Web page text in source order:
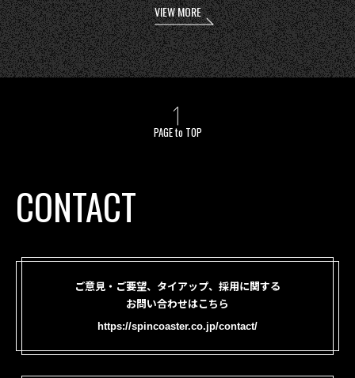
VIEW MORE
PAGE to TOP
CONTACT
ご意見・ご要望、タイアップ、採用に関する
お問い合わせはこちら
https://spincoaster.co.jp/contact/